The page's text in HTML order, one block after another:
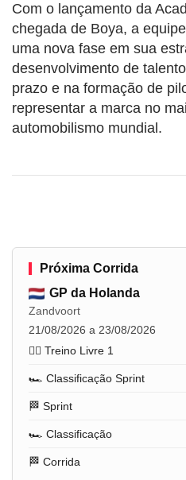
Com o lançamento da
chegada de Boya, a
uma nova fase em sua
desenvolvimento de
prazo e na formação de
representar a marca no
automobilismo mundial.
Próxima Corrida
GP da Holanda
Zandvoort
21/08/2026 a 23/08/2026
🏋️‍♂️ Treino Livre 1
🏎️ Classificação Sprint
🏁 Sprint
🏎️ Classificação
🏁 Corrida